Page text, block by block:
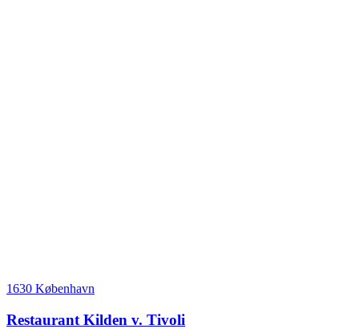
1630 København
Restaurant Kilden v. Tivoli